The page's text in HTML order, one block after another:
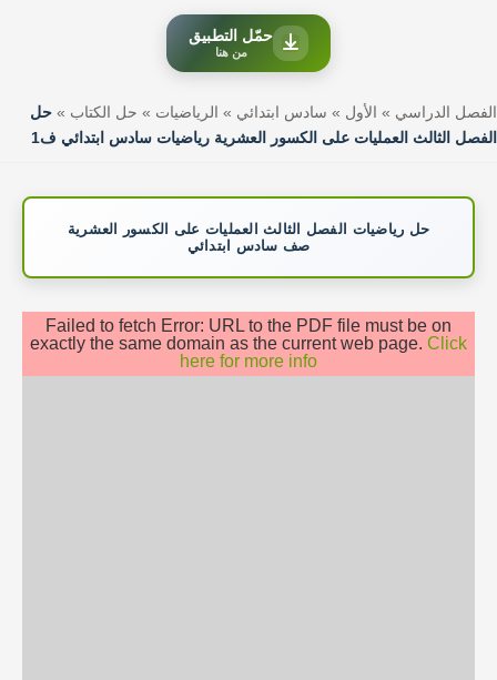
حمّل التطبيق
من هنا
الفصل الدراسي » الأول » سادس ابتدائي » الرياضيات » حل الكتاب » حل
الفصل الثالث العمليات على الكسور العشرية رياضيات سادس ابتدائي ف1
حل رياضيات الفصل الثالث العمليات على الكسور العشرية
صف سادس ابتدائي
Failed to fetch Error: URL to the PDF file must be on
exactly the same domain as the current web page. Click
here for more info